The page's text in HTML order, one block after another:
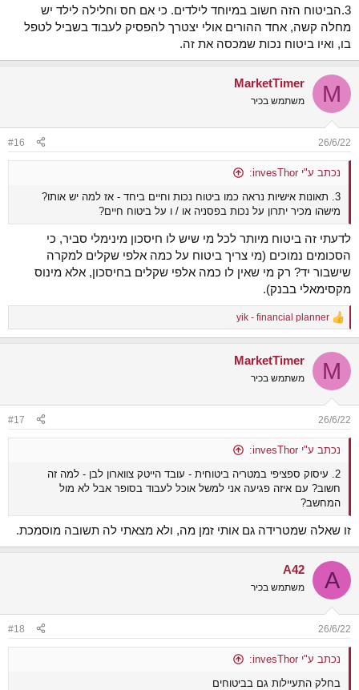
3.הביטוח הזה חשוב במיוחד לילדים. כי אם חס וחלילה לילד יש
מחלה קשה, אחד ההורים אולי יצטרך להפסיק לעבוד בשביל לטפל
בו, ואיו ביטוח נכות שמכסה את זה.
M
MarketTimer
משתמש בכיר
26/6/22
#16
נכתב ע"י invesThor:
3. תאונות אישיות נראה כמו ביטוח נכות וחיים ביחד - אז למה יש אותו?
מישהו מכיר יתרון על נכות בפסניה או / ו על ביטוח חיים?
לדעתי זה ביטוח מיותר לכל מי שיש לו חיסכון מינימלי סביר, כי
הסכומים נמוכים (מי צריך ביטוח על כמה אלפי שקלים למקרה
שישבור יד? רק מי שאין לו כמה אלפי שקלים בחיסכון, אלא מינוס
מקסימאלי בבנק).
R
e
c
i
s
:
yik - financial planner
M
MarketTimer
משתמש בכיר
26/6/22
#17
נכתב ע"י invesThor:
2. עיסוק ספציפי במטריה ביטוחית - עובד הייטק צווארון לבן - למה זה
חשוב? עם איזה פגיעה אני למשל אוכל לעבוד בסופר אבל לא מול
המחשב?
זו שאלה שמטרידה גם אותי זמן מה, ולא מצאתי לה תשובה מוסמכת.
A
A42
משתמש בכיר
26/6/22
#18
נכתב ע"י invesThor:
בחלק התעיילות גם בביטוחים